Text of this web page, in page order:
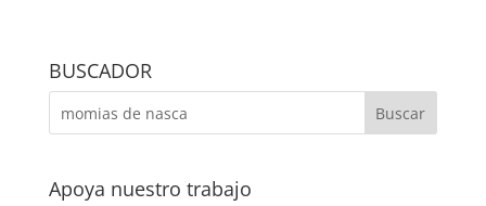
BUSCADOR
Apoya nuestro trabajo